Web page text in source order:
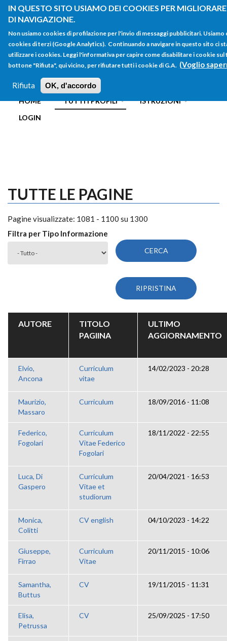
IN QUESTO SITO USIAMO DEI COOKIES PER
DI NAVIGAZIONE.
Non usiamo cookies di profilazione per l'invio di messaggi pubblicitari. Usiamo
cookies di terzi (Google Analytics). Continuando a navigare in questo sito ci
utilizzare i cookies. Leggi l'informativa per capire come disabilitare i cookie
bottone "Rifiuta", qui vicino, per rifiutare tutti i cookie di G.A. (Voglio
Rifiuta OK, d'accordo
Salta al contenuto principale
FORM
DI
RICERCA
Main menu
HOME TUTTI I PROFILI
ISTRUZIONI
LOGIN
TUTTE LE PAGINE
Pagine visualizzate: 1081 - 1100 su 1300
Filtra per Tipo Informazione
AUTORE
TITOLO
PAGIINA
ULTIMO
AGGIORNAMENTO
Elvio,
Ancona
Curriculum
vitae
14/02/2023 - 20:28
Maurizio,
Massaro
Curriculum 18/09/2016 - 11:08
Federico,
Fogolari
Curriculum
Vitae Federico
Fogolari
18/11/2022 - 22:55
Luca, Di
Gaspero
Curriculum
Vitae et
studiorum
20/04/2021 - 16:53
Monica,
Colitti
CV english 04/10/2023 - 14:22
Giuseppe,
Firrao
Curriculum
Vitae
20/11/2015 - 10:06
Samantha,
Buttus
CV 19/11/2015 - 11:31
Elisa,
Petrussa
CV 25/09/2025 - 17:50